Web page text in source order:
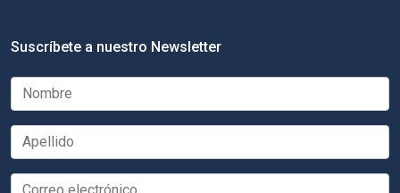
Suscríbete a nuestro Newsletter